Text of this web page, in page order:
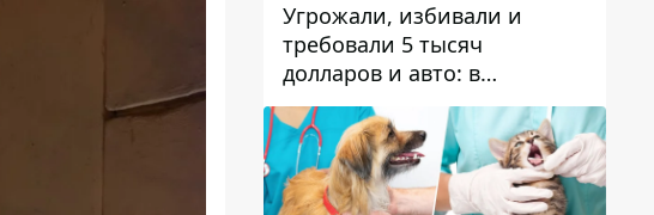
Угрожали, избивали и
требовали 5 тысяч
долларов и авто: в
Павлограде задержали двух
мужчин